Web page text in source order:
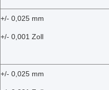
+/- 0,025 mm
+/- 0,001 Zoll
+/- 0,025 mm